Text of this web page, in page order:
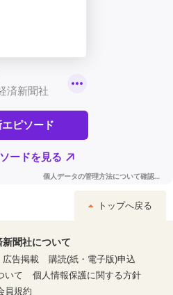
トップへ戻る
新聞社について
広告掲載
購読(紙・電子版)申込
いて
個人情報保護に関する方針
員規約